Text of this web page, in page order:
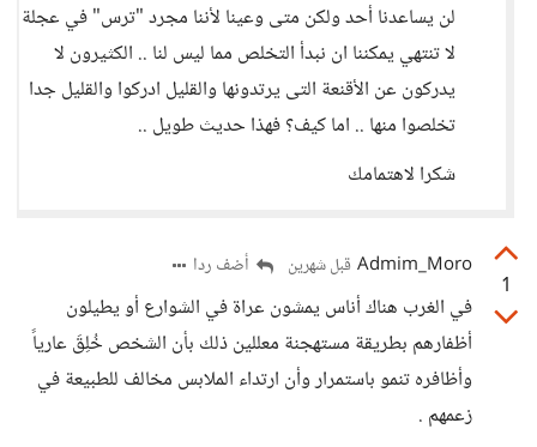
لن يساعدنا أحد ولكن متى وعينا لأننا مجرد "ترس" في عجلة
لا تنتهي يمكننا ان نبدأ التخلص مما ليس لنا .. الكثيرون لا
يدركون عن الأقنعة التى يرتدونها والقليل ادركوا والقليل جدا
تخلصوا منها .. اما كيف؟ فهذا حديث طويل ..
شكرا لاهتمامك
1
Admim_Moro قبل شهرين أضف ردا
في الغرب هناك أناس يمشون عراة في الشوارع أو يطيلون
أظفارهم بطريقة مستهجنة معللين ذلك بأن الشخص خُلِقَ عارياً
وأظافره تنمو باستمرار وأن ارتداء الملابس مخالف للطبيعة في
زعمهم .